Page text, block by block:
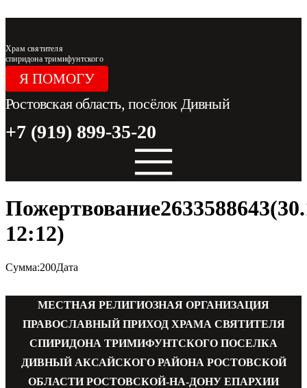
Храм святителя
спиридона тримифунтского
Я ПОМОГУ
Ростовская область, посёлок Дивный
+7 (919) 899-35-20
12:12)
Сумма:200Дата
МЕСТНАЯ РЕЛИГИОЗНАЯ ОРГАНИЗАЦИЯ
ПРАВОСЛАВНЫЙ ПРИХОД ХРАМА СВЯТИТЕЛЯ
СПИРИДОНА ТРИМИФУНТСКОГО ПОСЕЛКА
ДИВНЫЙ АКСАЙСКОГО РАЙОНА РОСТОВСКОЙ
ОБЛАСТИ РОСТОВСКОЙ-НА-ДОНУ ЕПАРХИИ